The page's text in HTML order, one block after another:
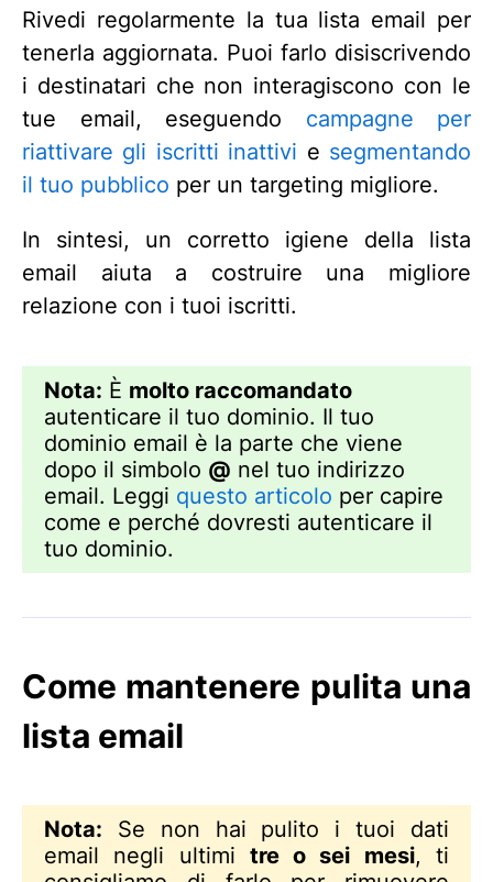
Rivedi regolarmente la tua lista email per
tenerla aggiornata. Puoi farlo disiscrivendo
i destinatari che non interagiscono con le
tue email, eseguendo campagne per
riattivare gli iscritti inattivi e segmentando
il tuo pubblico per un targeting migliore.
In sintesi, un corretto igiene della lista
email aiuta a costruire una migliore
relazione con i tuoi iscritti.
Nota: È molto raccomandato
autenticare il tuo dominio. Il tuo
dominio email è la parte che viene
dopo il simbolo @ nel tuo indirizzo
email. Leggi questo articolo per capire
come e perché dovresti autenticare il
tuo dominio.
Come mantenere pulita una
lista email
Nota: Se non hai pulito i tuoi dati
email negli ultimi tre o sei mesi, ti